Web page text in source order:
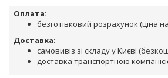
Оплата:
безготівковий розрахунок (ціна
Доставка:
самовивіз зі складу у Києві
доставка транспортною